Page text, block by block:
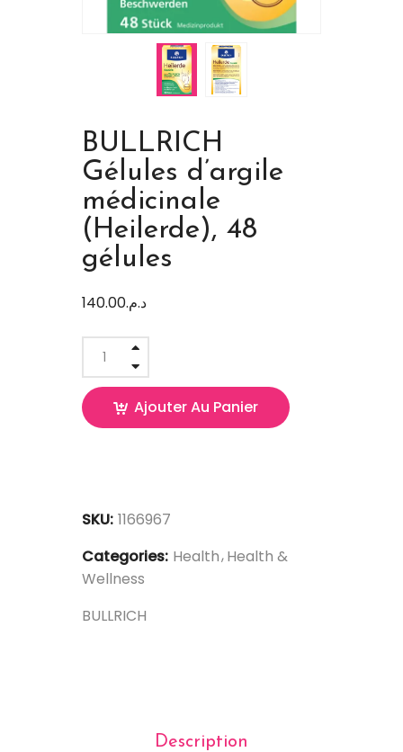
BULLRICH
Gélules d’argile
médicinale
(Heilerde), 48
gélules
د.م.140.00
Ajouter Au Panier
SKU: 1166967
Categories: Health Health &
Wellness
BULLRICH
Description